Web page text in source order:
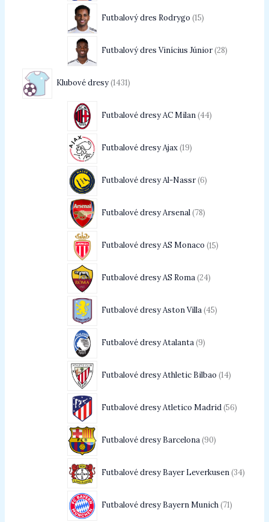
Futbalový dres Rodrygo 15
Futbalový dres Vinícius Júnior 28
Klubové dresy 1431
Futbalové dresy AC Milan 44
Futbalové dresy Ajax 19
Futbalové dresy Al-Nassr 6
Futbalové dresy Arsenal 78
Futbalové dresy AS Monaco 15
Futbalové dresy AS Roma 24
Futbalové dresy Aston Villa 45
Futbalové dresy Atalanta 9
Futbalové dresy Athletic Bilbao 14
Futbalové dresy Atletico Madrid 56
Futbalové dresy Barcelona 90
Futbalové dresy Bayer Leverkusen 34
Futbalové dresy Bayern Munich 71